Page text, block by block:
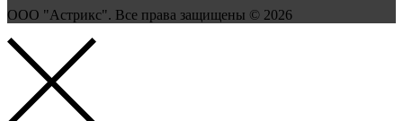
ООО "Астрикс". Все права защищены © 2026